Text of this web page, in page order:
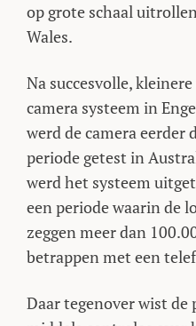
op grote schaal
Wales.
Na succesvolle,
camera systeem in
werd de camera eerder
periode getest in
werd het systeem
een periode waarin de
zeggen meer dan
betrappen met een
Daar tegenover wist